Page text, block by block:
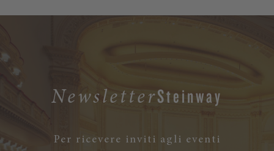
NewsletterSteinway
Per ricevere inviti agli eventi